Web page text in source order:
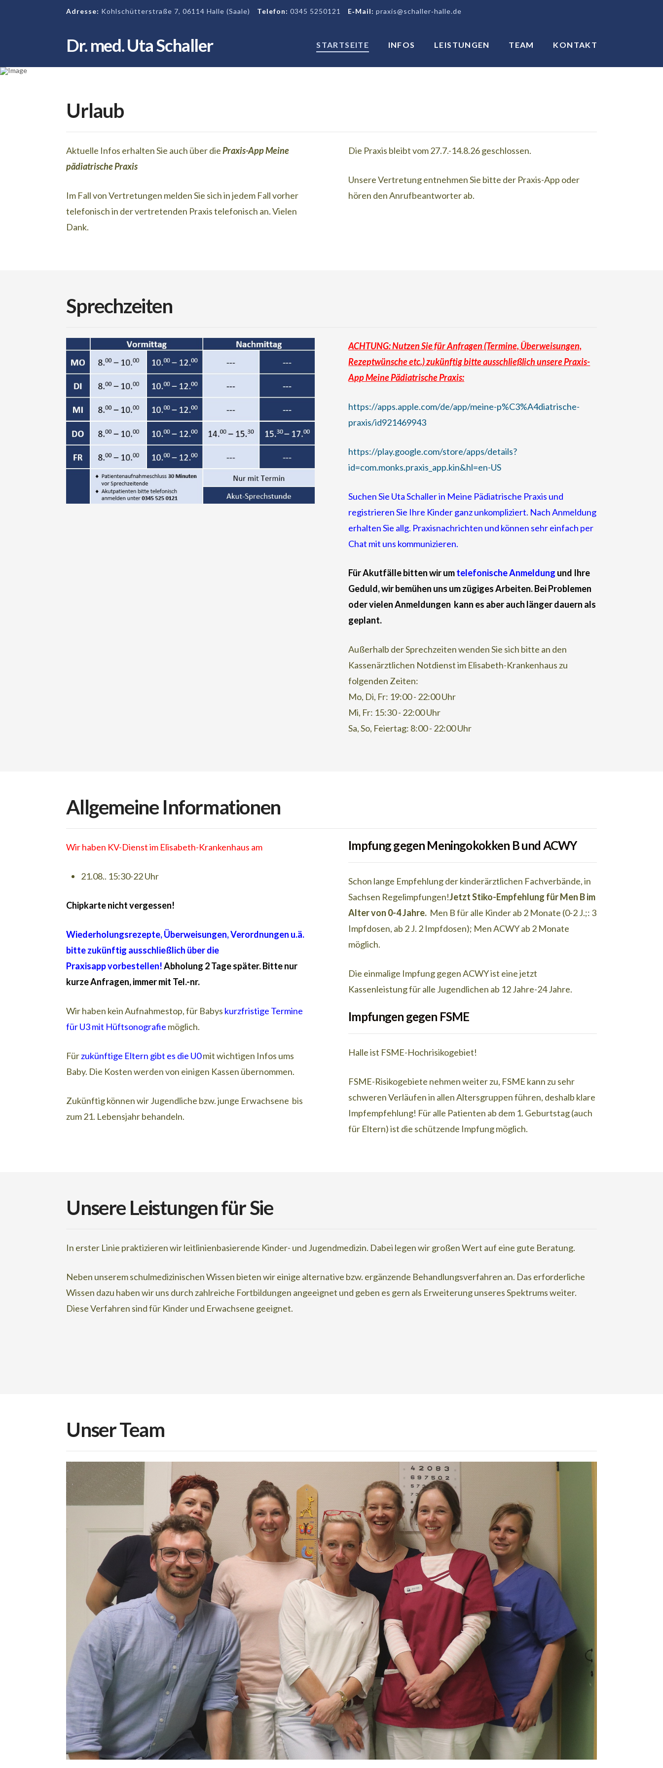
Adresse: Kohlschütterstraße 7, 06114 Halle (Saale) Telefon: 0345 5250121 E‑Mail: praxis@schaller‑halle.de
Dr. med. Uta Schaller STARTSEITE INFOS LEISTUNGEN TEAM KONTAKT
Urlaub
Aktuelle Infos erhalten Sie auch über diePraxis-App Meine
pädiatrische Praxis
Im Fall von Vertretungen melden Sie sich in jedem Fall vorher
telefonisch in der vertretenden Praxis telefonisch an. Vielen
Dank.
Die Praxis bleibt vom 27.7.-14.8.26 geschlossen.
Unsere Vertretung entnehmen Sie bitte der Praxis-App oder
hören den Anrufbeantworter ab.
Sprechzeiten
ACHTUNG: Nutzen Sie für Anfragen (Termine, Überweisungen,
Rezeptwünsche etc.) zukünftig bitte ausschließlichunserePraxis-
App Meine Pädiatrische Praxis:
https://apps.apple.com/de/app/meine-p%C3%A4diatrische-
praxis/id921469943
https://play.google.com/store/apps/details?
id=com.monks.praxis_app.kin&hl=en-US
Suchen Sie Uta Schaller in Meine Pädiatrische Praxis und
registrieren Sie Ihre Kinder ganz unkompliziert. Nach Anmeldung
erhalten Sie allg. Praxisnachrichten und können sehr einfach per
Chat mit uns kommunizieren.
Für Akutfälle bitten wir umtelefonischeAnmeldung und Ihre
Geduld, wir bemühen uns um zügiges Arbeiten. Bei Problemen
oder vielen Anmeldungen kann es aber auch länger dauern als
geplant.
Außerhalb der Sprechzeiten wenden Sie sich bitte an den
Kassenärztlichen Notdienst im Elisabeth-Krankenhaus zu
folgenden Zeiten:
Mo, Di, Fr: 19:00 - 22:00 Uhr
Mi, Fr: 15:30 - 22:00 Uhr
Sa, So, Feiertag: 8:00 - 22:00 Uhr
Allgemeine Informationen
Wir haben KV-Dienst im Elisabeth-Krankenhaus am
21.08.. 15:30-22 Uhr
Chipkarte nicht vergessen!
Wiederholungsrezepte, Überweisungen, Verordnungen u.ä.
bitte zukünftig ausschließlich über die
Praxisappvorbestellen!Abholung 2 Tage später. Bitte nur
kurze Anfragen, immer mit Tel.-nr.
Wir haben kein Aufnahmestop, für Babys kurzfristige Termine
für U3 mit Hüftsonografie möglich.
Fürzukünftige Eltern gibt es die U0mit wichtigen Infos ums
Baby. Die Kosten werden von einigen Kassen übernommen.
Zukünftig können wir Jugendliche bzw. junge Erwachsene bis
zum 21. Lebensjahr behandeln.
Impfung gegen Meningokokken B und ACWY
Schon lange Empfehlung der kinderärztlichen Fachverbände, in
Sachsen Regelimpfungen!Jetzt Stiko-Empfehlung für Men B im
Alter von 0-4 Jahre. Men B für alle Kinder ab 2 Monate (0-2 J.;: 3
Impfdosen, ab 2 J. 2 Impfdosen); Men ACWY ab 2 Monate
möglich.
Die einmalige Impfung gegen ACWY ist eine jetzt
Kassenleistung für alle Jugendlichen ab 12 Jahre-24 Jahre.
Impfungen gegen FSME
Halle ist FSME-Hochrisikogebiet!
FSME-Risikogebiete nehmen weiter zu, FSME kann zu sehr
schweren Verläufen in allen Altersgruppen führen, deshalb klare
Impfempfehlung! Für alle Patienten ab dem 1. Geburtstag (auch
für Eltern) ist die schützende Impfung möglich.
Unsere Leistungen für Sie
In erster Linie praktizieren wir leitlinienbasierende Kinder- und Jugendmedizin. Dabei legen wir großen Wert auf eine gute Beratung.
Neben unserem schulmedizinischen Wissen bieten wir einige alternative bzw. ergänzende Behandlungsverfahren an. Das erforderliche
Wissen dazu haben wir uns durch zahlreiche Fortbildungen angeeignet und geben es gern als Erweiterung unseres Spektrums weiter.
Diese Verfahren sind für Kinder und Erwachsene geeignet.
Unser Team